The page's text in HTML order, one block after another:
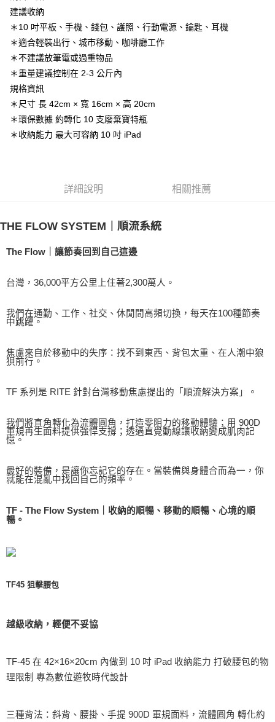
相關說明
AFTEE先享後付是「在收到商品之後才付款」的支付方式。 讓您購物簡單
便利好安心！
１．簡單：不需註冊會員、不需綁卡、不需儲值。
２．便利：只要手機號碼，簡訊認證，即可結帳。
３．安心：先確認商品／服務後，再付款。
１．於結帳方式選擇「AFTEE先享後付」後，將跳轉至「AFTEE先享後付」
結帳頁面，進行簡訊認證並確認金額後，即可完成結帳。
２．訂單成立數日內，您將收到繳費通知簡訊。
３．收到繳費通知簡訊後14天內，點擊此簡訊中的連結，可透過四大超商／
後付繳納相關費用。
※ 交易是否成功請以「AFTEE先享後付 」之結帳頁面顯示為準，若有關於
１．透過由恩沛科技股份有限公司提供之「AFTEE先享後付」服務完成之交
２．關於個人資料處理事宜，請瀏覽以下網址：
３．未成年的使用者請事先徵得法定代理人或監護人之同意方可使用
「AFTEE先享後付」，若未經同意申辦者引起之損失，本公司不負相關責
任。
時審查核予不同之上限額度；若仍有額度不足之情形，本公司將視審查結果
請求用戶進行身份認證。
ATM付款
運送方式
全家取貨付款
每筆NT$60，滿NT$1,000(含以上)免運費
付款後全家取貨
每筆NT$60，滿NT$1,000(含以上)免運費
付款後萊爾富取貨
每筆NT$60，滿NT$1,000(含以上)免運費
通盈貨運宅配
海外／順豐到付運費 查看運費
建議收納
＊10 吋平板、手機、錢包、護照、行動電源、鑰匙、耳機
＊適合輕裝出行、城市移動、咖啡廳工作
＊不建議放筆電或過重物品
＊重量建議控制在 2-3 公斤內
規格資訊
＊尺寸 長 42cm × 寬 16cm × 高 20cm
＊環保數據 約轉化 10 支廢棄寶特瓶
＊收納能力 最大可容納 10 吋 iPad
詳細說明 相關推薦
THE FLOW SYSTEM｜順流系統
The Flow｜讓節奏回到自己這邊
台灣，36,000平方公里上住著2,300萬人。
我們在通勤、工作、社交、休閒間高頻切換，每天在100種節奏
中跳躍。
焦慮來自於移動中的失序：找不到東西、背包太重、在人潮中狼
狽前行。
TF 系列是 RITE 針對台灣移動焦慮提出的「順流解決方案」。
我們將直角轉化為流體圓角，打造零阻力的移動體驗；用 900D
軍規再生面料提供強悍支撐；透過直覺動線讓收納變成肌肉記
憶。
最好的裝備，是讓你忘記它的存在。當裝備與身體合而為一，你
就能在混亂中找回自己的頻率。
TF - The Flow System｜收納的順暢、移動的順暢、心境的順
暢。
TF45 狙擊腰包
越級收納，輕便不妥協
TF-45 在 42×16×20cm 內做到 10 吋 iPad 收納能力 打破腰包的物
理限制 專為數位遊牧時代設計
三種背法：斜背、腰掛、手提 900D 軍規面料，流體圓角 轉化約